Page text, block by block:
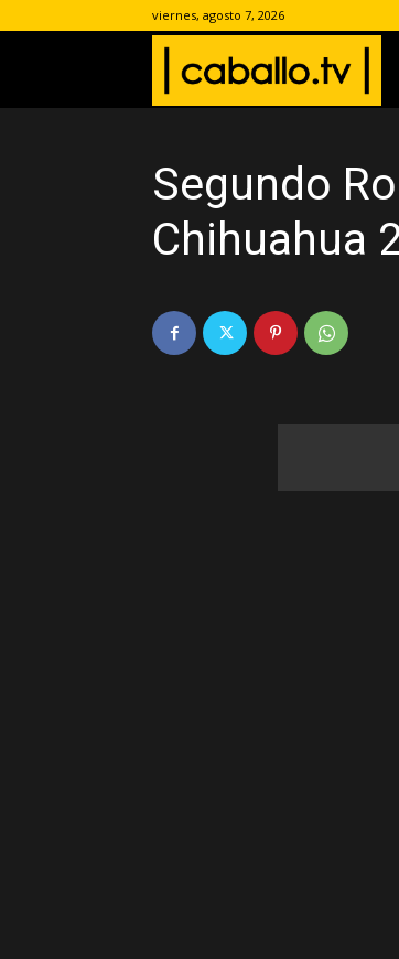
viernes, agosto 7, 2026
Segundo
Chihuahua